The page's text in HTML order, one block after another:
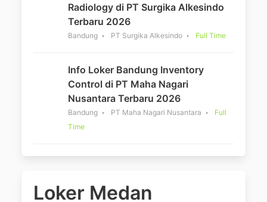
Radiology di PT Surgika Alkesindo
Terbaru 2026
Bandung PT Surgika Alkesindo Full Time
Info Loker Bandung Inventory
Control di PT Maha Nagari
Nusantara Terbaru 2026
Bandung PT Maha Nagari Nusantara
Full
Time
Loker Medan